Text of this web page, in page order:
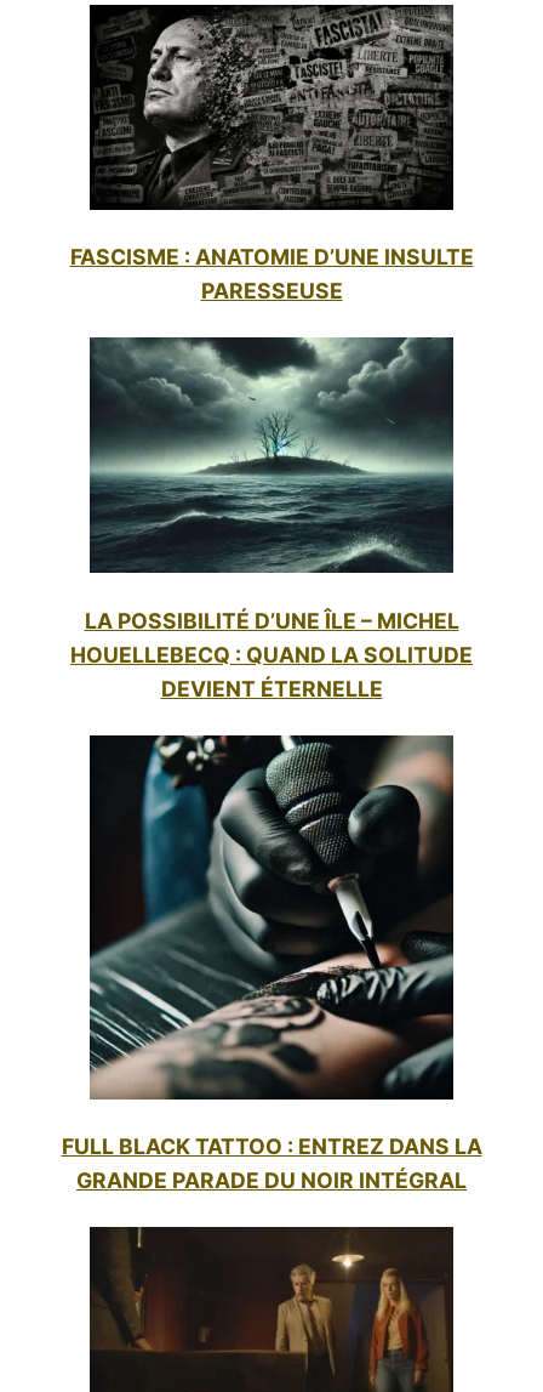
FASCISME : ANATOMIE D’UNE INSULTE
PARESSEUSE
LA POSSIBILITÉ D’UNE ÎLE – MICHEL
HOUELLEBECQ : QUAND LA SOLITUDE
DEVIENT ÉTERNELLE
FULL BLACK TATTOO : ENTREZ DANS LA
GRANDE PARADE DU NOIR INTÉGRAL